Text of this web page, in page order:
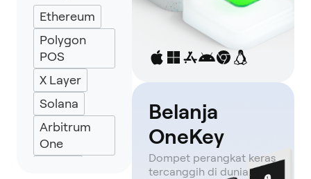
Keplr
Eternl
Ethereum
Polygon
POS
X Layer
Solana
Arbitrum
One
Belanja
OneKey
Dompet perangkat keras
tercanggih di dunia.